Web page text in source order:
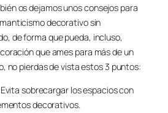
os dejamos unos consejos para
decorativo sin
de forma que pueda, incluso,
que ames para más de un
no pierdas de vista estos 3 puntos:
sobrecargar los espacios con
decorativos.